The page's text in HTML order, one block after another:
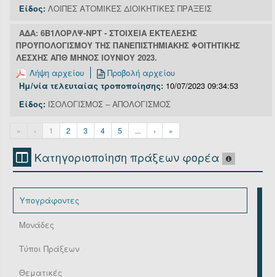
Είδος: ΛΟΙΠΕΣ ΑΤΟΜΙΚΕΣ ΔΙΟΙΚΗΤΙΚΕΣ ΠΡΑΞΕΙΣ
ΑΔΑ: 6Β1ΛΟΡΛΨ-ΝΡΤ - ΣΤΟΙΧΕΙΑ ΕΚΤΕΛΕΣΗΣ
ΠΡΟΫΠΟΛΟΓΙΣΜΟΥ ΤΗΣ ΠΑΝΕΠΙΣΤΗΜΙΑΚΗΣ ΦΟΙΤΗΤΙΚΗΣ
ΛΕΣΧΗΣ ΑΠΘ ΜΗΝΟΣ ΙΟΥΝΙΟΥ 2023.
Λήψη αρχείου
Προβολή αρχείου
Ημ/νία τελευταίας τροποποίησης: 10/07/2023 09:34:53
Είδος: ΙΣΟΛΟΓΙΣΜΟΣ – ΑΠΟΛΟΓΙΣΜΟΣ
« ‹ 1 2 3 4 5 ... › »
Κατηγοριοποίηση πράξεων φορέα
Υπογράφοντες
Μονάδες
Τύποι Πράξεων
Θεματικές